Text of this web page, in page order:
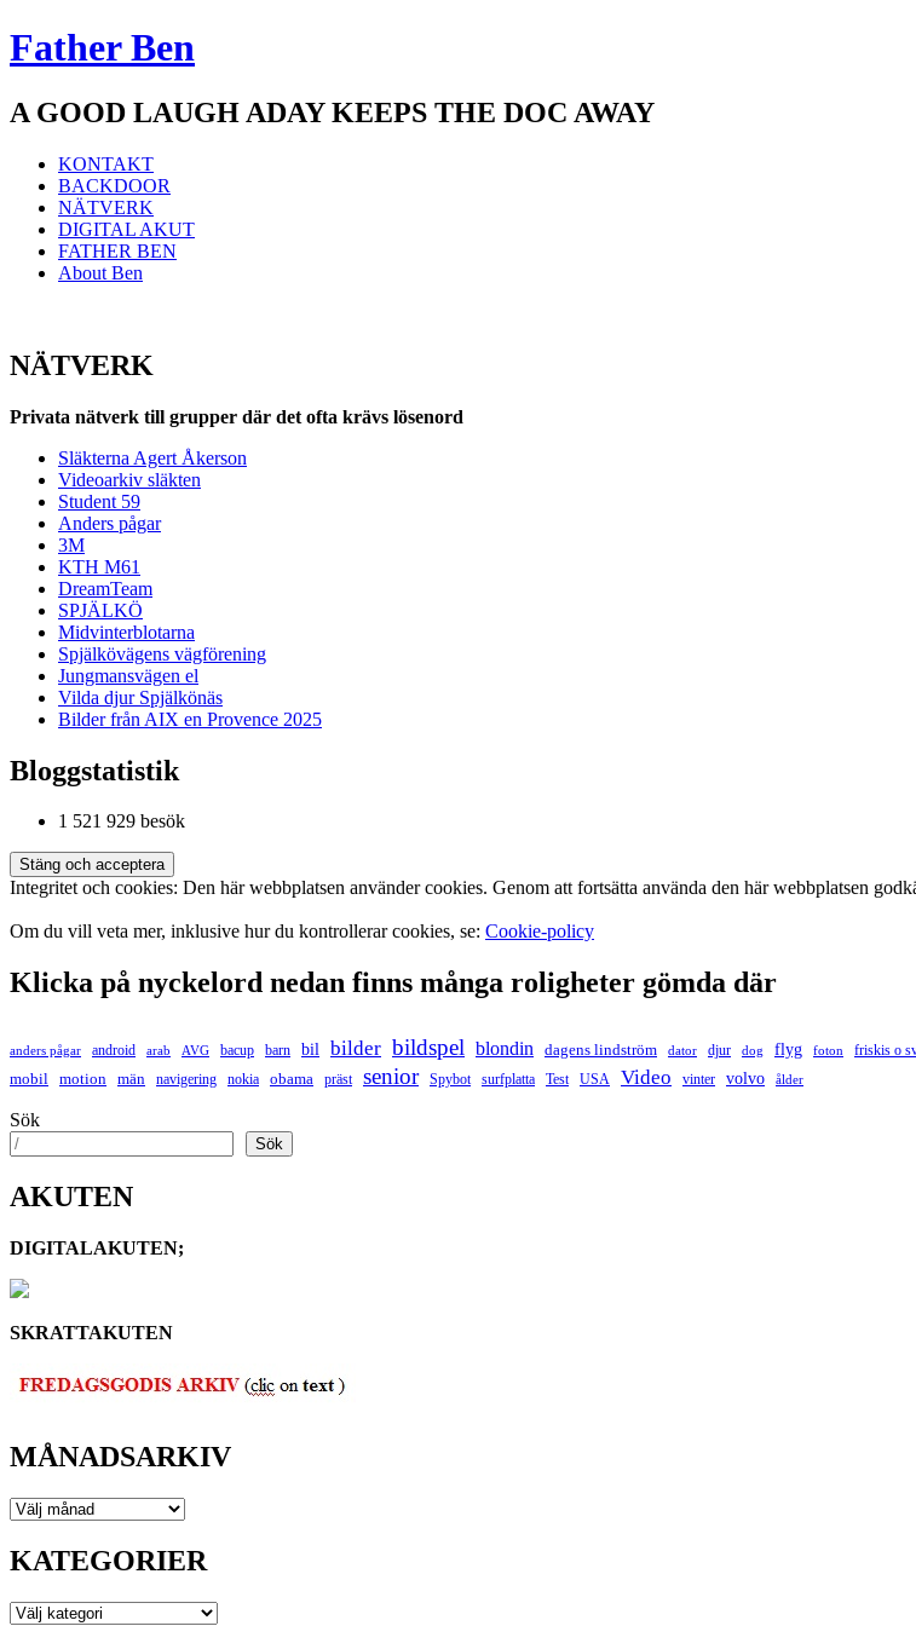
Father Ben
A GOOD LAUGH ADAY KEEPS THE DOC AWAY
Meny
Hoppa
innehåll
KONTAKT
BACKDOOR
NÄTVERK
DIGITAL AKUT
FATHER BEN
About Ben
NÄTVERK
Privata nätverk till grupper där det ofta krävs lösenord
Släkterna Agert Åkerson
Videoarkiv släkten
Student 59
Anders pågar
3M
KTH M61
DreamTeam
SPJÄLKÖ
Midvinterblotarna
Spjälkövägens vägförening
Jungmansvägen el
Vilda djur Spjälkönäs
Bilder från AIX en Provence 2025
Bloggstatistik
1 521 929 besök
Integritet och cookies: Den här webbplatsen använder cookies. Genom att fortsätta använda den här webbplatsen
Om du vill veta mer, inklusive hur du kontrollerar cookies, se: Cookie-policy
Klicka på nyckelord nedan finns många roligheter gömda där
anders pågar android arab AVG bacup barn bil bilder bildspel blondin dagens lindström dator djur dog flyg foton friskis o
mobil motion män navigering nokia obama präst senior Spybot surfplatta Test USA Video vinter volvo ålder
Sök
Sök
AKUTEN
DIGITALAKUTEN;
SKRATTAKUTEN
MÅNADSARKIV
MÅNADSARKIV
KATEGORIER
KATEGORIER